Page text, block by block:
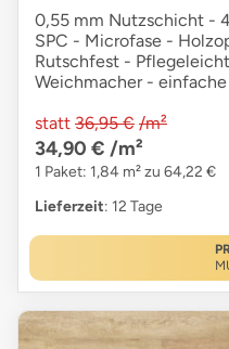
0,55 mm Nutzschicht -
SPC - Microfase -
Rutschfest -
Weichmacher -
statt 36,95 € /m²
34,90 € /m²
1 Paket: 1,84 m² zu 64,22 €
Lieferzeit: 12 Tage